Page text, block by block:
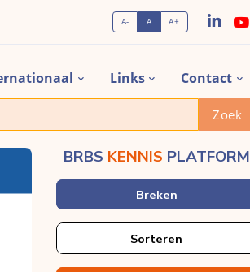
A- A A+
Links Contact
Zoek
BRBS KENNIS PLATFORM
Breken
Sorteren